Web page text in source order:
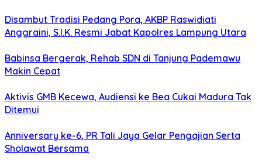
Disambut Tradisi Pedang Pora, AKBP Raswidiati
Anggraini, S.I.K. Resmi Jabat Kapolres Lampung Utara
Babinsa Bergerak, Rehab SDN di Tanjung Pademawu
Makin Cepat
Aktivis GMB Kecewa, Audiensi ke Bea Cukai Madura Tak
Ditemui
Anniversary ke-6, PR Tali Jaya Gelar Pengajian Serta
Sholawat Bersama